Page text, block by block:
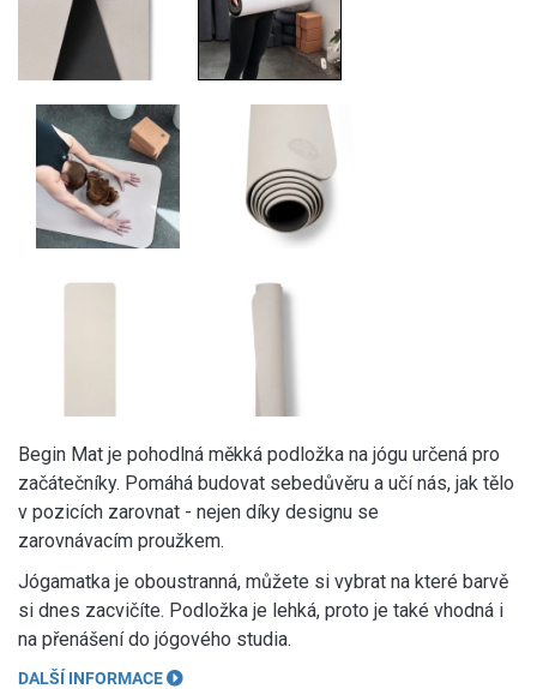
Begin Mat je pohodlná měkká podložka na jógu určená pro
začátečníky. Pomáhá budovat sebedůvěru a učí nás, jak tělo
v pozicích zarovnat - nejen díky designu se
zarovnávacím proužkem.
Jógamatka je oboustranná, můžete si vybrat na které barvě
si dnes zacvičíte. Podložka je lehká, proto je také vhodná i
na přenášení do jógového studia.
DALŠÍ INFORMACE